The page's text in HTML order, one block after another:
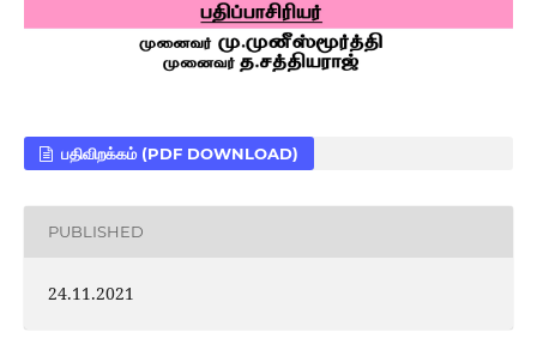
பதிவிறக்கம் (PDF DOWNLOAD)
PUBLISHED
24.11.2021